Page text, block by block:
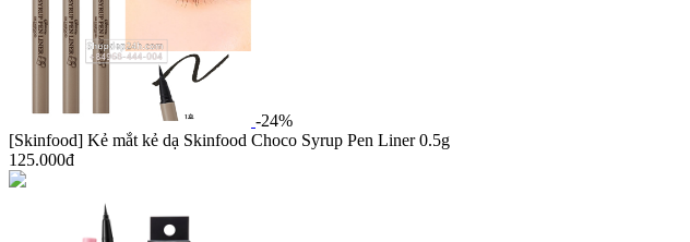
-24%
[Skinfood] Kẻ mắt kẻ dạ Skinfood Choco Syrup Pen Liner 0.5g
125.000đ